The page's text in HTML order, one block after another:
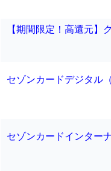
【期間限定！高還元】
セゾンカードデジタル
セゾンカードインター